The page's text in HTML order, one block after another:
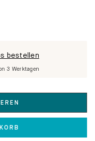
bestellen
3 Werktagen